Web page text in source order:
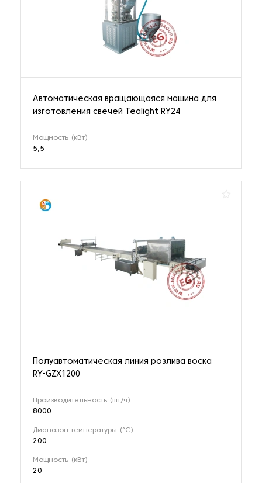
Автоматическая вращающаяся машина для
изготовления свечей Tealight RY24
Мощность (кВт)
5,5
Полуавтоматическая линия розлива воска
RY-GZX1200
Производительность (шт/ч)
8000
Диапазон температуры (°С)
200
Мощность (кВт)
20